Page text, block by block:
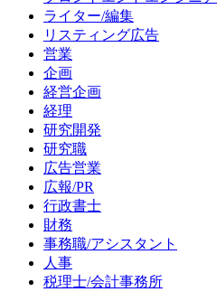
ライター/編集
リスティング広告
営業
企画
経営企画
経理
研究開発
研究職
広告営業
広報/PR
行政書士
財務
事務職/アシスタント
人事
税理士/会計事務所